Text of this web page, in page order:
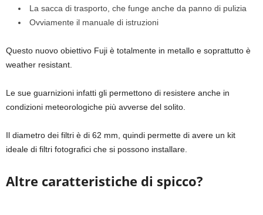
La sacca di trasporto, che funge anche da panno di pulizia
Ovviamente il manuale di istruzioni
Questo nuovo obiettivo Fuji è totalmente in metallo e soprattutto è
weather resistant.
Le sue guarnizioni infatti gli permettono di resistere anche in
condizioni meteorologiche più avverse del solito.
Il diametro dei filtri è di 62 mm, quindi permette di avere un kit
ideale di filtri fotografici che si possono installare.
Altre caratteristiche di spicco?